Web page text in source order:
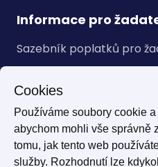
Informace pro
Sazebník poplatků pro
Pravidla pro ochranu
Cookies
Cookies
Používáme soubory cookie
abychom mohli vše správně
tomu, jak tento web
služby. Rozhodnutí lze